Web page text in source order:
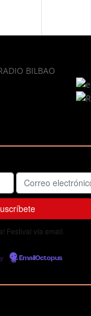
Festival vía email.
EmailOctopus